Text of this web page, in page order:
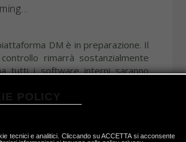
DM è in preparazione. Il
rimarrà sostanzialmente
tutti i software interni saranno
10 e non più su OpenSuse.
ed attivo nel contrastare i
POLICY
tecnici e analitici. Cliccando su ACCETTA si acconsente